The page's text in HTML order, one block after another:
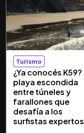
Turismo
¿Ya conocés K59?
playa escondida
entre túneles y
farallones que
desafía a los
surfistas expertos